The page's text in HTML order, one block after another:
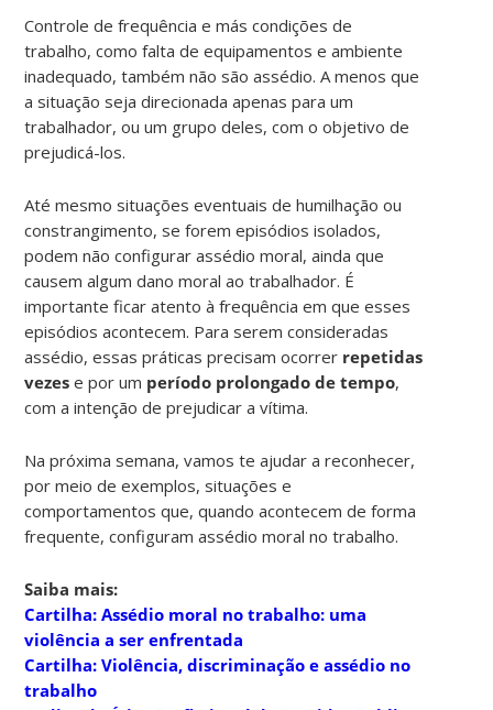
Controle de frequência e más condições de
trabalho, como falta de equipamentos e ambiente
inadequado, também não são assédio. A menos que
a situação seja direcionada apenas para um
trabalhador, ou um grupo deles, com o objetivo de
prejudicá-los.
Até mesmo situações eventuais de humilhação ou
constrangimento, se forem episódios isolados,
podem não configurar assédio moral, ainda que
causem algum dano moral ao trabalhador. É
importante ficar atento à frequência em que esses
episódios acontecem. Para serem consideradas
assédio, essas práticas precisam ocorrer repetidas
vezes e por um período prolongado de tempo,
com a intenção de prejudicar a vítima.
Na próxima semana, vamos te ajudar a reconhecer,
por meio de exemplos, situações e
comportamentos que, quando acontecem de forma
frequente, configuram assédio moral no trabalho.
Saiba mais:
Cartilha: Assédio moral no trabalho: uma
violência a ser enfrentada
Cartilha: Violência, discriminação e assédio no
trabalho